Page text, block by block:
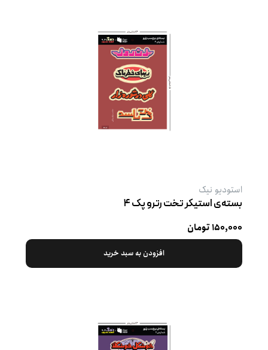
استودیو نیک
بسته‌ی استیکر تخت رترو پک ۴
۱۵۰,۰۰۰ تومان
افزودن به سبد خرید